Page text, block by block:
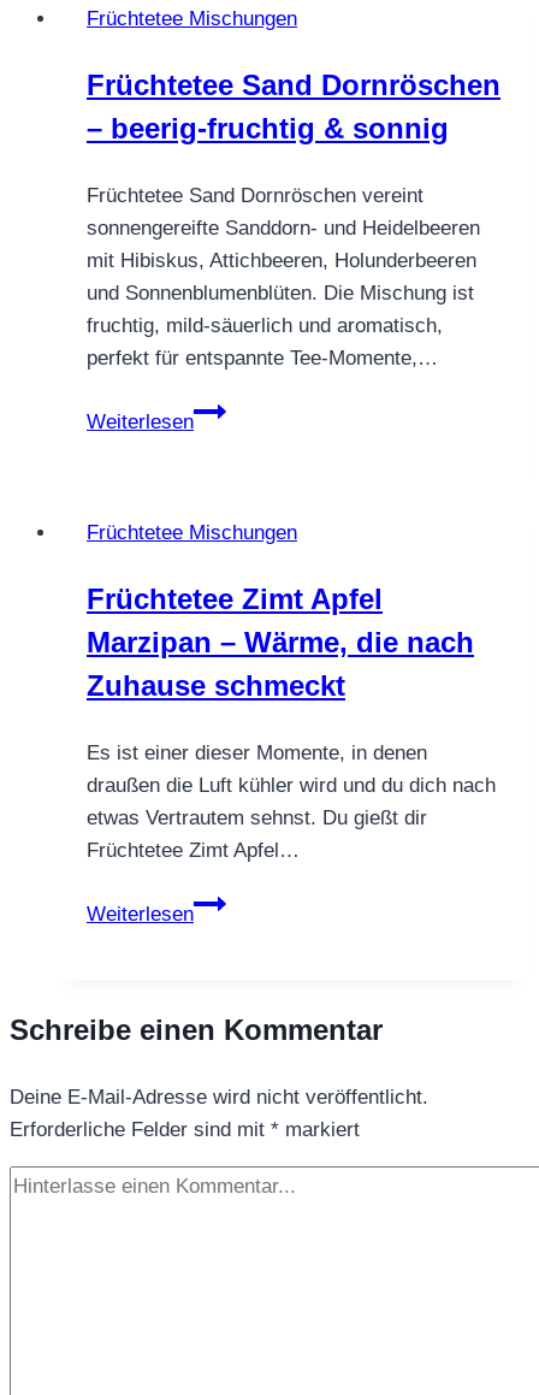
Einfachheit
wird
Früchtetee Mischungen
Früchtetee Sand Dornröschen
– beerig-fruchtig & sonnig
Früchtetee Sand Dornröschen vereint
sonnengereifte Sanddorn- und Heidelbeeren
mit Hibiskus, Attichbeeren, Holunderbeeren
und Sonnenblumenblüten. Die Mischung ist
fruchtig, mild-säuerlich und aromatisch,
perfekt für entspannte Tee-Momente,…
Weiterlesen
Früchtetee
beerig-
&
sonnig
Früchtetee Mischungen
Früchtetee Zimt Apfel
Marzipan – Wärme, die nach
Zuhause schmeckt
Es ist einer dieser Momente, in denen
draußen die Luft kühler wird und du dich nach
etwas Vertrautem sehnst. Du gießt dir
Früchtetee Zimt Apfel…
Weiterlesen
Früchtetee
–
die
nach
Zuhause
schmeckt
Schreibe einen Kommentar
Deine E-Mail-Adresse wird nicht veröffentlicht.
Erforderliche Felder sind mit * markiert